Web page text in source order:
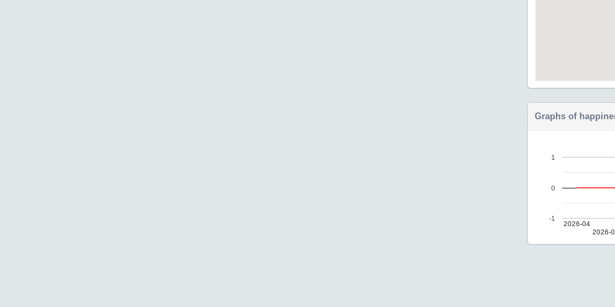
Graphs of
2026-04
2026-
-1
0
1